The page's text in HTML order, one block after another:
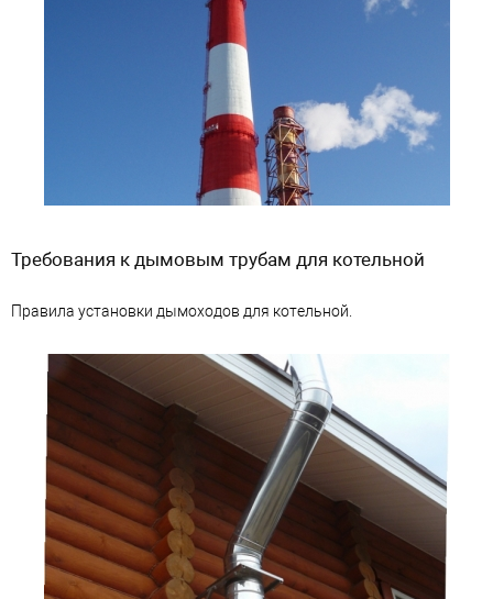
Требования к дымовым трубам для котельной
Правила установки дымоходов для котельной.